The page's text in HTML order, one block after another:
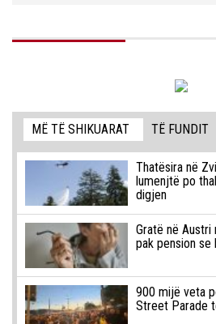
MË TË SHIKUARAT TË FUNDIT
Thatësira në
lumenjtë po
digjen
Gratë në Austri
pak pension se
900 mijë veta
Street Parade